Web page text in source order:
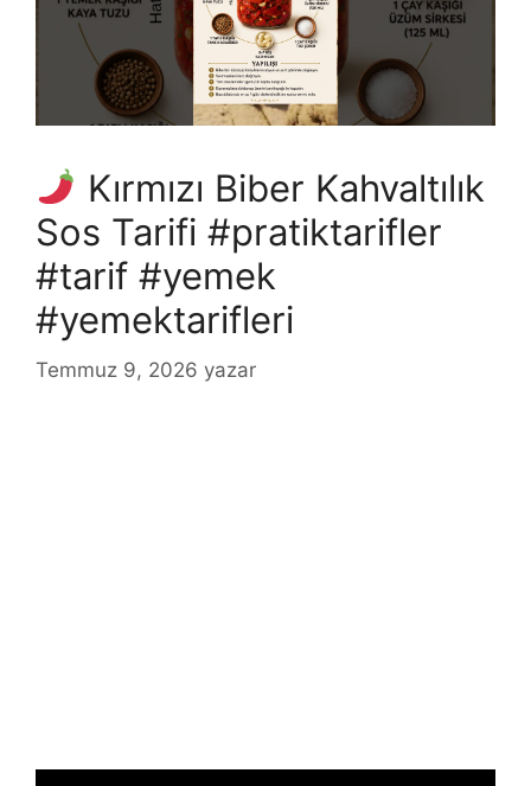
Kırmızı Biber Kahvaltılık
Sos Tarifi #pratiktarifler
#tarif #yemek
#yemektarifleri
Temmuz 9, 2026 yazar